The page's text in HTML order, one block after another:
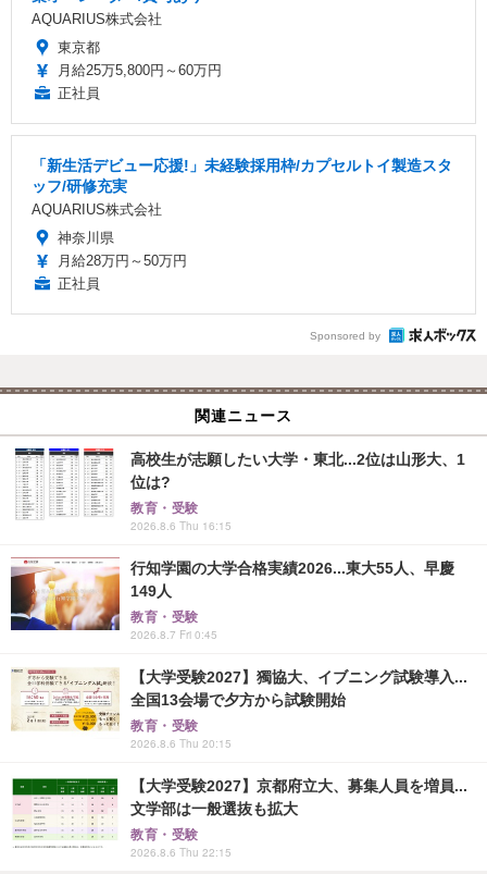
AQUARIUS株式会社
東京都
月給25万5,800円～60万円
正社員
「新生活デビュー応援!」未経験採用枠/カプセルトイ製造スタ
ッフ/研修充実
AQUARIUS株式会社
神奈川県
月給28万円～50万円
正社員
Sponsored by
関連ニュース
高校生が志願したい大学・東北...2位は山形大、1
位は?
教育・受験
2026.8.6 Thu 16:15
行知学園の大学合格実績2026...東大55人、早慶
149人
教育・受験
2026.8.7 Fri 0:45
【大学受験2027】獨協大、イブニング試験導入...
全国13会場で夕方から試験開始
教育・受験
2026.8.6 Thu 20:15
【大学受験2027】京都府立大、募集人員を増員...
文学部は一般選抜も拡大
教育・受験
2026.8.6 Thu 22:15